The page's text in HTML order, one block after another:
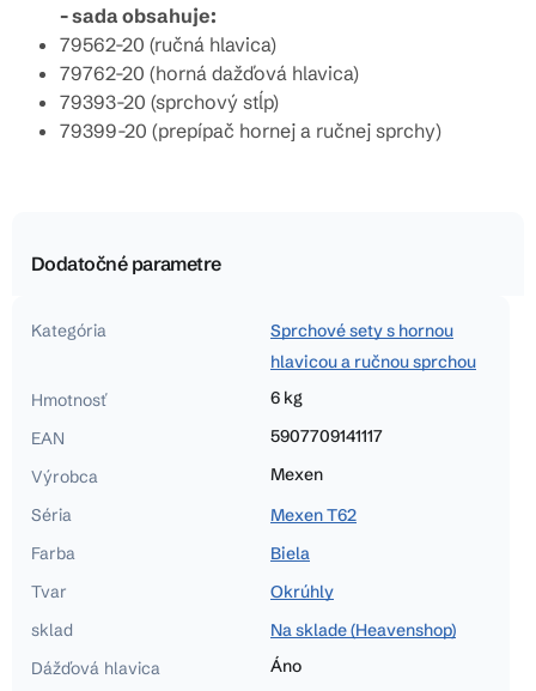
- sada obsahuje:
79562-20 (ručná hlavica)
79762-20 (horná dažďová hlavica)
79393-20 (sprchový stĺp)
79399-20 (prepípač hornej a ručnej sprchy)
Dodatočné parametre
Kategória
Sprchové sety s hornou
hlavicou a ručnou sprchou
Hmotnosť
6 kg
EAN
5907709141117
Výrobca
Mexen
Séria
Mexen T62
Farba
Biela
Tvar
Okrúhly
sklad
Na sklade (Heavenshop)
Dážďová hlavica
Áno